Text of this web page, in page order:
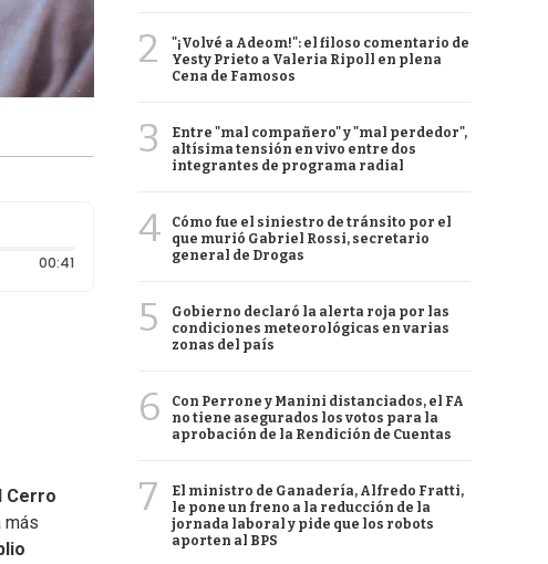
00:41Duración: 41 segundos
Cerro
más
2
"¡Volvé a Adeom!": el filoso comentario de
Yesty Prieto a Valeria Ripoll en plena
Cena de Famosos
3
Entre "mal compañero" y "mal perdedor",
altísima tensión en vivo entre dos
integrantes de programa radial
4
Cómo fue el siniestro de tránsito por el
que murió Gabriel Rossi, secretario
general de Drogas
5
Gobierno declaró la alerta roja por las
condiciones meteorológicas en varias
zonas del país
6
Con Perrone y Manini distanciados, el FA
no tiene asegurados los votos para la
aprobación de la Rendición de Cuentas
7
El ministro de Ganadería, Alfredo Fratti,
le pone un freno a la reducción de la
jornada laboral y pide que los robots
aporten al BPS